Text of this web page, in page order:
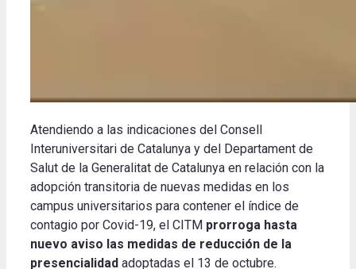
Atendiendo a las indicaciones del Consell
Interuniversitari de Catalunya y del Departament de
Salut de la Generalitat de Catalunya en relación con la
adopción transitoria de nuevas medidas en los
campus universitarios para contener el índice de
contagio por Covid-19, el CITM prorroga hasta
nuevo aviso las medidas de reducción de la
presencialidad adoptadas el 13 de octubre.